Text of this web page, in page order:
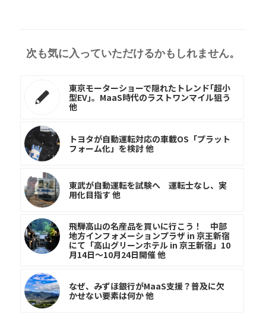
次も気に入っていただけるかもしれません。
東京モーターショーで隠れたトレンド｢超小
型EV｣。MaaS時代のラストワンマイル狙う
他
トヨタが自動運転対応の車載OS「プラット
フォーム化」を検討 他
東武が自動運転を試験へ 運転士なし、実
用化目指す 他
飛騨高山の名産品を買いに行こう！ 中部
地方インフォメーションプラザ in 京王新宿
にて「高山グリーンホテル in 京王新宿」10
月14日～10月24日開催 他
なぜ、みずほ銀行がMaaS支援？普及に欠
かせない要素は何か 他